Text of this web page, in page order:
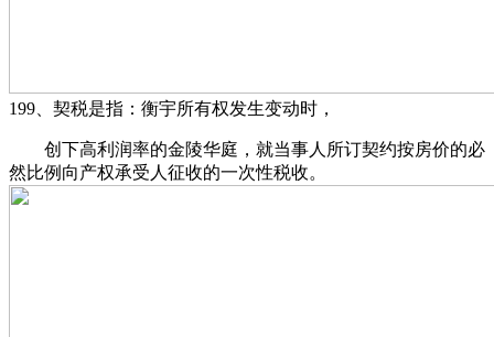
199、契税是指：衡宇所有权发生变动时，
创下高利润率的金陵华庭，就当事人所订契约按房价的必
然比例向产权承受人征收的一次性税收。